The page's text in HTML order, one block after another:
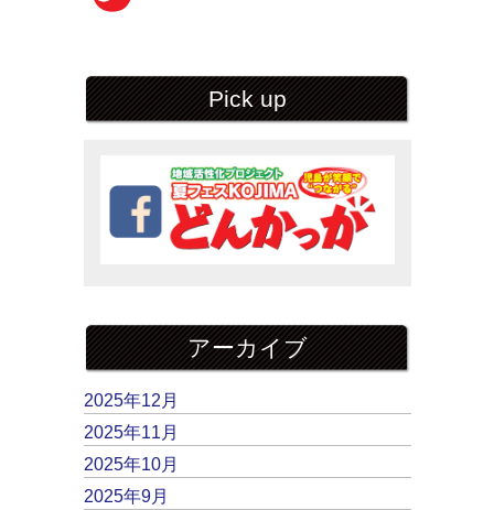
Pick up
アーカイブ
2025年12月
2025年11月
2025年10月
2025年9月